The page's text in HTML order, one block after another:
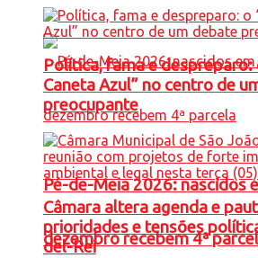
Pé-de-Meia 2026: nascidos
dezembro recebem 4ª
Política, fama e despreparo:
Caneta Azul” no centro de
preocupante
Câmara altera agenda e
prioridades e tensões
del-Rei